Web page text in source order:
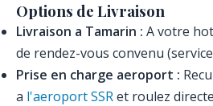
Options de Livraison
Livraison a Tamarin : A votre
de rendez-vous convenu
Prise en charge aeroport :
a l'aeroport SSRet roulez